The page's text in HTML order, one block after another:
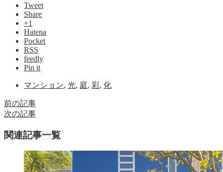
Tweet
Share
+1
Hatena
Pocket
RSS
feedly
Pin it
マンション, 光, 庭, 彩, 化
前の記事
次の記事
関連記事一覧